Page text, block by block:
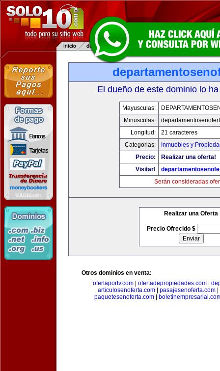
El dueño de este dominio lo
Mayusculas:
Minusculas:
Longitud:
21 caracteres
Categorias:
Inmuebles y
Precio:
Realizar una oferta!
Visitar!
Serán consideradas
Realizar una Oferta
Precio Ofrecido $
Otros dominios en venta:
ofertaportv.com
ofertadepropiedades.com
articulosenoferta.com
pasajesenoferta.com
paquetesenoferta.com|